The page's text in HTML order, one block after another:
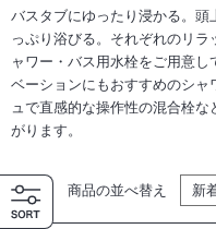
バスタブにゆったり浸かる。頭
っぷり浴びる。それぞれのリ
ャワー・バス用水栓をご用意
ベーションにもおすすめのシャ
ュで直感的な操作性の混合栓
がります。
商品の並べ替え